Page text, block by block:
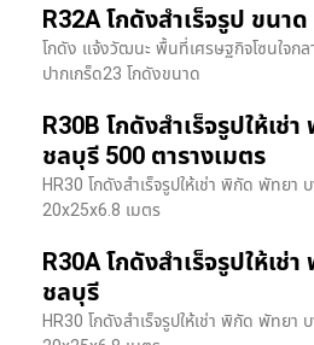
R32A โกดังสำเร็จรูป ขนา
โกดัง แจ้งวัฒนะ พื้นที่เศรษฐกิจโซนใจก
ปากเกร็ด23 โกดังขนาด
R30B โกดังสำเร็จรูปให้เช่
ชลบุรี 500 ตารางเมตร
HR30 โกดังสำเร็จรูปให้เช่า พิกัด พัทยา
20x25x6.8 เมตร
R30A โกดังสำเร็จรูปให้เช่
ชลบุรี
HR30 โกดังสำเร็จรูปให้เช่า พิกัด พัทยา